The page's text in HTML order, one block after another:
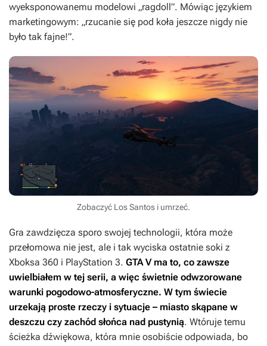
wyeksponowanemu modelowi „ragdoll”. Mówiąc językiem
marketingowym: „rzucanie się pod koła jeszcze nigdy nie
było tak fajne!”.
Zobaczyć Los Santos i umrzeć.
Gra zawdzięcza sporo swojej technologii, która może
przełomowa nie jest, ale i tak wyciska ostatnie soki z
Xboksa 360 i PlayStation 3. GTA Vma to, co zawsze
uwielbiałem w tej serii, a więc świetnie odwzorowane
warunki pogodowo-atmosferyczne. W tym świecie
urzekają proste rzeczy i sytuacje – miasto skąpane w
deszczu czy zachód słońca nad pustynią. Wtóruje temu
ścieżka dźwiękowa, która mnie osobiście odpowiada, bo